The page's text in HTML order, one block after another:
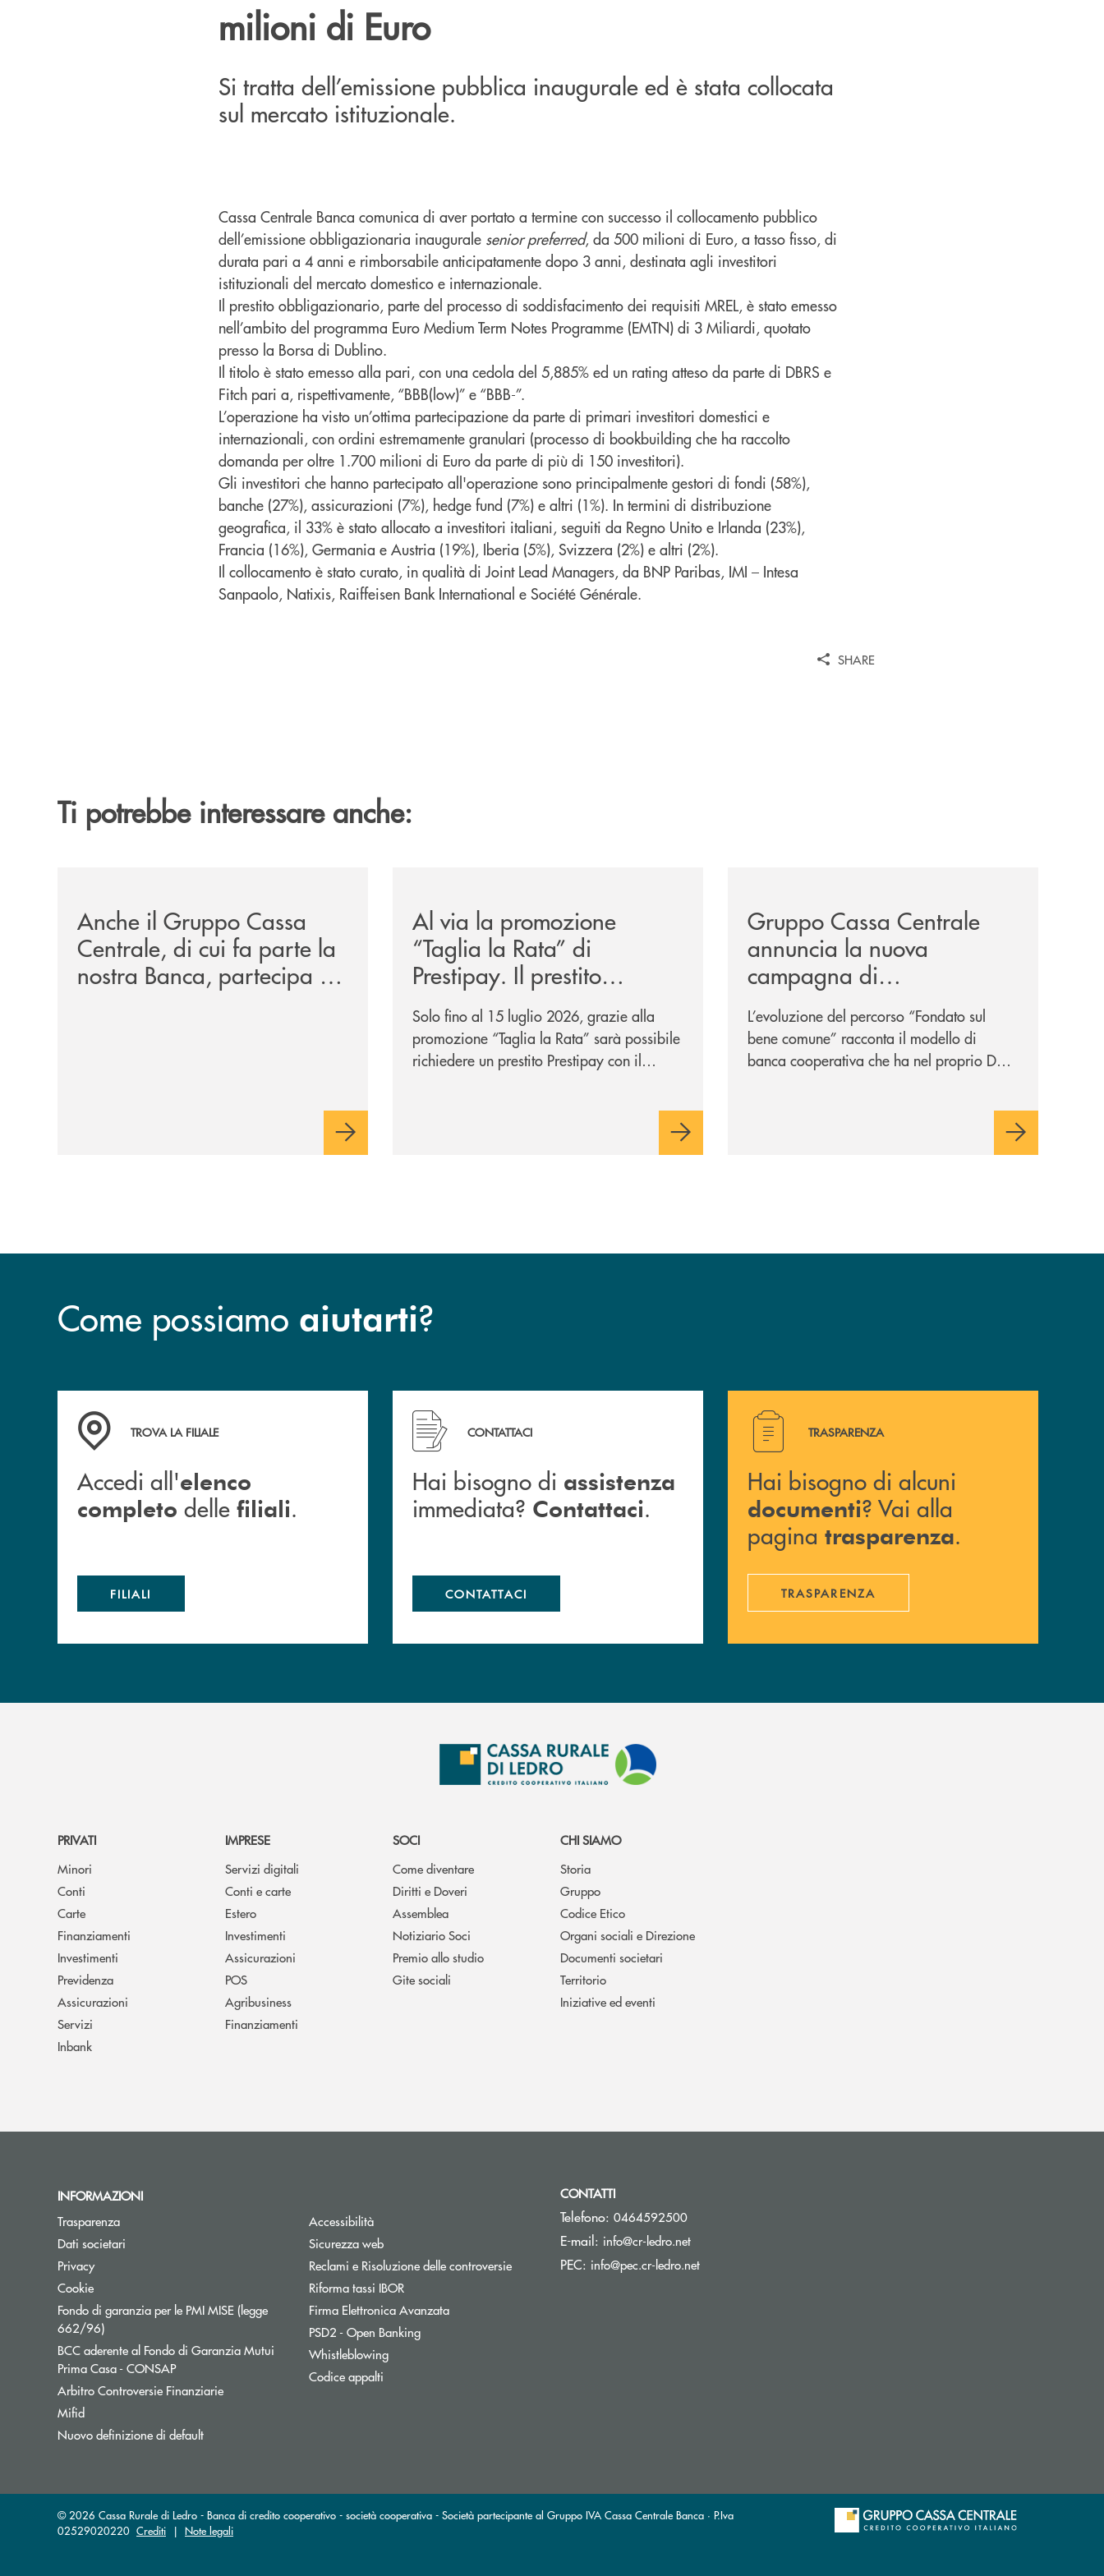
milioni di Euro
Si tratta dell’emissione pubblica inaugurale ed è stata collocata
sul mercato istituzionale.
Cassa Centrale Banca comunica di aver portato a termine con successo il collocamento pubblico
dell’emissione obbligazionaria inaugurale senior preferred, da 500 milioni di Euro, a tasso fisso, di
durata pari a 4 anni e rimborsabile anticipatamente dopo 3 anni, destinata agli investitori
istituzionali del mercato domestico e internazionale.
Il prestito obbligazionario, parte del processo di soddisfacimento dei requisiti MREL, è stato emesso
nell’ambito del programma Euro Medium Term Notes Programme (EMTN) di 3 Miliardi, quotato
presso la Borsa di Dublino.
Il titolo è stato emesso alla pari, con una cedola del 5,885% ed un rating atteso da parte di DBRS e
Fitch pari a, rispettivamente, “BBB(low)” e “BBB-”.
L’operazione ha visto un’ottima partecipazione da parte di primari investitori domestici e
internazionali, con ordini estremamente granulari (processo di bookbuilding che ha raccolto
domanda per oltre 1.700 milioni di Euro da parte di più di 150 investitori).
Gli investitori che hanno partecipato all'operazione sono principalmente gestori di fondi (58%),
banche (27%), assicurazioni (7%), hedge fund (7%) e altri (1%). In termini di distribuzione
geografica, il 33% è stato allocato a investitori italiani, seguiti da Regno Unito e Irlanda (23%),
Francia (16%), Germania e Austria (19%), Iberia (5%), Svizzera (2%) e altri (2%).
Il collocamento è stato curato, in qualità di Joint Lead Managers, da BNP Paribas, IMI – Intesa
Sanpaolo, Natixis, Raiffeisen Bank International e Société Générale.
SHARE
Ti potrebbe interessare anche:
Anche il Gruppo Cassa
Centrale, di cui fa parte la
nostra Banca, partecipa a
EUR.BANK, il progetto di
Al via la promozione
“Taglia la Rata” di
Prestipay. Il prestito
personale che si fa in due
per te!
Solo fino al 15 luglio 2026, grazie alla
promozione “Taglia la Rata” sarà possibile
richiedere un prestito Prestipay con il
Gruppo Cassa Centrale
annuncia la nuova
campagna di
comunicazione
nazionale: “Oggi si dice
ESG. Per noi è fare la cosa
L’evoluzione del percorso “Fondato sul
bene comune” racconta il modello di
banca cooperativa che ha nel proprio DNA
Come possiamo aiutarti?
Accedi all' elenco completo delle filiali .
TROVA LA FILIALE
Accedi all'elenco
completo delle filiali.
FILIALI
Hai bisogno di assistenza immediata? Contattaci .
CONTATTACI
Hai bisogno di assistenza
immediata? Contattaci.
CONTATTACI
Hai bisogno di alcuni documenti ? Vai alla pagina
TRASPARENZA
Hai bisogno di alcuni
documenti? Vai alla
pagina trasparenza.
TRASPARENZA
PRIVATI
Minori
Conti
Carte
Finanziamenti
Investimenti
Previdenza
Assicurazioni
Servizi
Inbank
IMPRESE
Servizi digitali
Conti e carte
Estero
Investimenti
Assicurazioni
POS
Agribusiness
Finanziamenti
SOCI
Come diventare
Diritti e Doveri
Assemblea
Notiziario Soci
Premio allo studio
Gite sociali
CHI SIAMO
Storia
Gruppo
Codice Etico
Organi sociali e Direzione
Documenti societari
Territorio
Iniziative ed eventi
INFORMAZIONI
Trasparenza
Dati societari
Privacy
Cookie
Fondo di garanzia per le PMI MISE (legge
662/96)Apre una nuova finestra
BCC aderente al Fondo di Garanzia Mutui
Prima Casa - CONSAPApre una nuova finestra
Arbitro Controversie FinanziarieApre una nuova finestra
Mifid
Nuovo definizione di default
Accessibilità
Sicurezza web
Reclami e Risoluzione delle controversie
Riforma tassi IBORApre una nuova finestra
Firma Elettronica Avanzata
PSD2 - Open BankingApre una nuova finestra
Whistleblowing
Codice appalti
CONTATTI
Telefono: 0464592500
E-mail: info@cr-ledro.net(si apre l’app di posta elettronica)
PEC: info@pec.cr-ledro.net(si apre l’app di posta elettronica)
© 2026 Cassa Rurale di Ledro - Banca di credito cooperativo - società cooperativa - Società partecipante al Gruppo IVA Cassa Centrale Banca · P.Iva
02529020220 Crediti | Note legali